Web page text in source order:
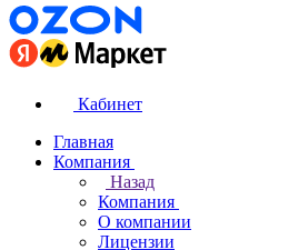
Кабинет
Главная
Компания
Назад
Компания
О компании
Лицензии